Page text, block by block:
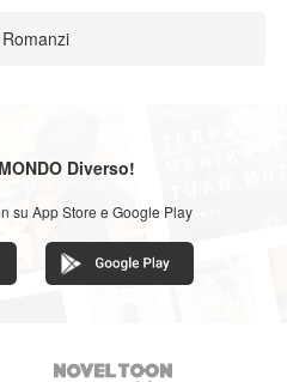
Diverso!
su App Store e Google Play
